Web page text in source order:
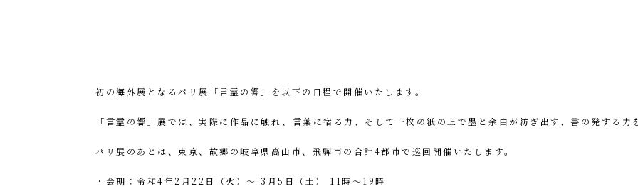
初の海外展となるパリ展「言霊の響」を以下の日程で開催いたします。
「言霊の響」展では、実際に作品に触れ、言葉に宿る力、そして一枚の紙の上で墨と余白が紡ぎ出す、書の発する力
パリ展のあとは、東京、故郷の岐阜県高山市、飛騨市の合計4都市で巡回開催いたします。
・会期：令和4年2月22日（火）〜 3月5日（土） 11時〜19時